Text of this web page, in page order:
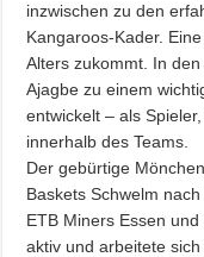
inzwischen zu den
Kangaroos-Kader.
Alters zukommt. In
Ajagbe zu einem
entwickelt – als
innerhalb des Teams.
Der gebürtige
Baskets Schwelm
ETB Miners Essen
aktiv und arbeitete